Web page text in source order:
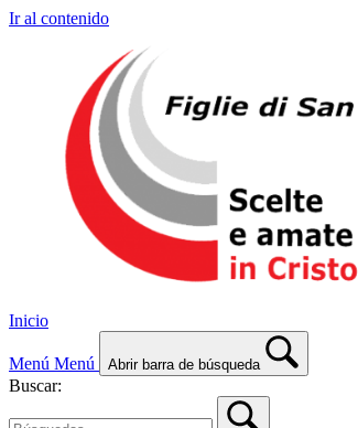
Ir al contenido
Inicio
Menú Menú Abrir barra de búsqueda
Buscar: